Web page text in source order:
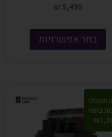
₪ 5,490
בחר אפשרויות
מוגבל!
בשווי